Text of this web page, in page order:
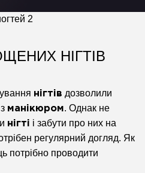
НІГТІВ
нігтів дозволили
манікюром. Однак не
нігті і забути про них на
регулярний догляд. Як
потрібно проводити